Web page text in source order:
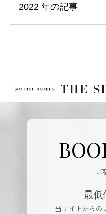
2022 年の記事
ご
最
当サイトからの